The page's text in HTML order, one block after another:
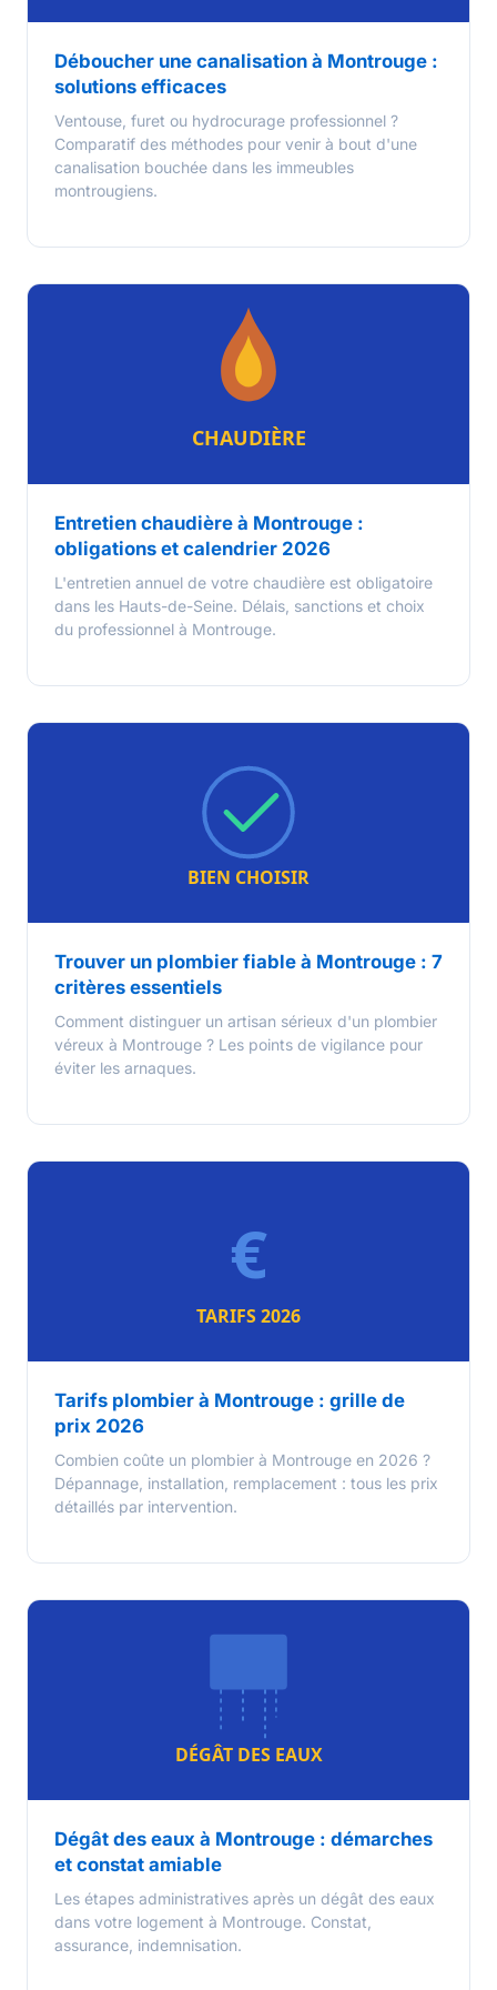
Déboucher une canalisation à Montrouge :
solutions efficaces
Ventouse, furet ou hydrocurage professionnel ?
Comparatif des méthodes pour venir à bout d'une
canalisation bouchée dans les immeubles
montrougiens.
Entretien chaudière à Montrouge :
obligations et calendrier 2026
L'entretien annuel de votre chaudière est obligatoire
dans les Hauts-de-Seine. Délais, sanctions et choix
du professionnel à Montrouge.
Trouver un plombier fiable à Montrouge : 7
critères essentiels
Comment distinguer un artisan sérieux d'un plombier
véreux à Montrouge ? Les points de vigilance pour
éviter les arnaques.
Tarifs plombier à Montrouge : grille de
prix 2026
Combien coûte un plombier à Montrouge en 2026 ?
Dépannage, installation, remplacement : tous les prix
détaillés par intervention.
Dégât des eaux à Montrouge : démarches
et constat amiable
Les étapes administratives après un dégât des eaux
dans votre logement à Montrouge. Constat,
assurance, indemnisation.